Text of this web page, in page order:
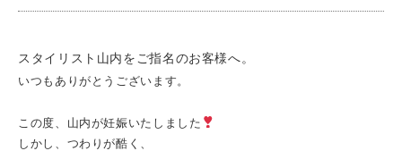
スタイリスト山内をご指名のお客様へ。
いつもありがとうございます。
この度、山内が妊娠いたしました
しかし、つわりが酷く、